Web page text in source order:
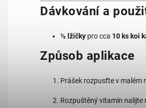
Dávkování a
½ lžičky pro cca 10 ks koi
Způsob aplikace
Prášek rozpusťte v malém
Rozpuštěný vitamín nalijte